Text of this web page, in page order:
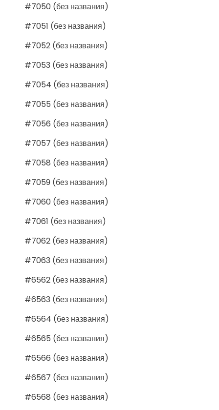
#7050 (без названия)
#7051 (без названия)
#7052 (без названия)
#7053 (без названия)
#7054 (без названия)
#7055 (без названия)
#7056 (без названия)
#7057 (без названия)
#7058 (без названия)
#7059 (без названия)
#7060 (без названия)
#7061 (без названия)
#7062 (без названия)
#7063 (без названия)
#6562 (без названия)
#6563 (без названия)
#6564 (без названия)
#6565 (без названия)
#6566 (без названия)
#6567 (без названия)
#6568 (без названия)